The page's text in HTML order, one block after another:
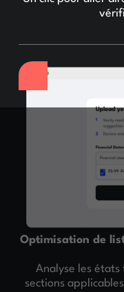
Optimisation de
Analyse les
sections